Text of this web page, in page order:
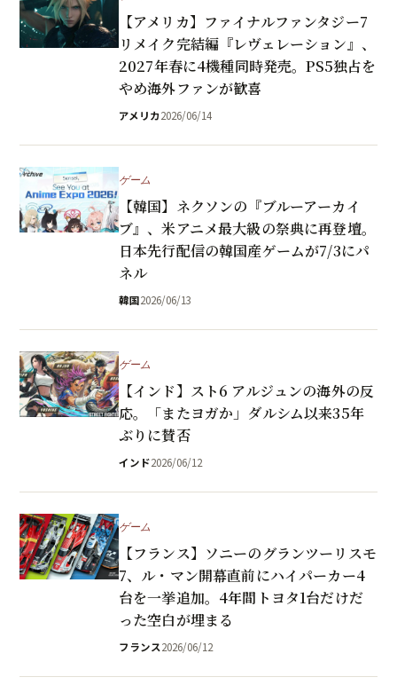
【アメリカ】ファイナルファンタジー7
リメイク完結編『レヴェレーション』、
2027年春に4機種同時発売。PS5独占を
やめ海外ファンが歓喜
アメリカ2026/06/14
ゲーム
【韓国】ネクソンの『ブルーアーカイ
ブ』、米アニメ最大級の祭典に再登壇。
日本先行配信の韓国産ゲームが7/3にパ
ネル
韓国2026/06/13
ゲーム
【インド】スト6 アルジュンの海外の反
応。「またヨガか」ダルシム以来35年
ぶりに賛否
インド2026/06/12
ゲーム
【フランス】ソニーのグランツーリスモ
7、ル・マン開幕直前にハイパーカー4
台を一挙追加。4年間トヨタ1台だけだ
った空白が埋まる
フランス2026/06/12